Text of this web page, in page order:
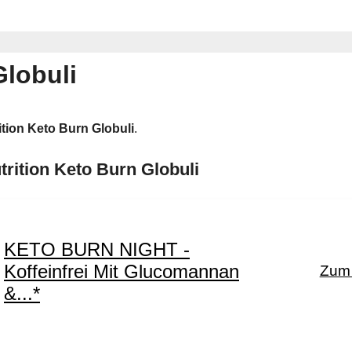
Keto Burn Globuli.
Keto Burn Globuli
KETO BURN NIGHT -
Koffeinfrei Mit Glucomannan
&...*